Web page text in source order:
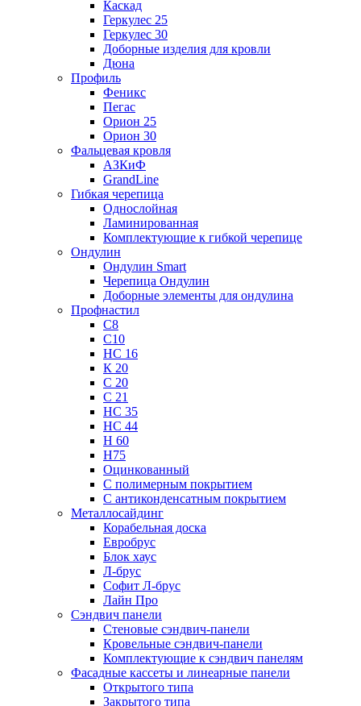
Каскад
Геркулес 25
Геркулес 30
Доборные изделия для кровли
Дюна
Профиль
Феникс
Пегас
Орион 25
Орион 30
Фальцевая кровля
АЗКиФ
GrandLine
Гибкая черепица
Однослойная
Ламинированная
Комплектующие к гибкой черепице
Ондулин
Ондулин Smart
Черепица Ондулин
Доборные элементы для ондулина
Профнастил
С8
С10
НС 16
К 20
С 20
С 21
НС 35
НС 44
Н 60
Н75
Оцинкованный
С полимерным покрытием
С антиконденсатным покрытием
Металлосайдинг
Корабельная доска
Евробрус
Блок хаус
Л-брус
Софит Л-брус
Лайн Про
Сэндвич панели
Стеновые сэндвич-панели
Кровельные сэндвич-панели
Комплектующие к сэндвич панелям
Фасадные кассеты и линеарные панели
Открытого типа
Закрытого типа